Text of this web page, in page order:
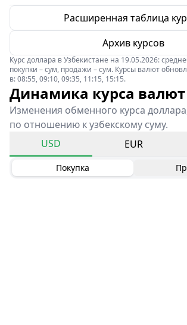
Расширенная таблица
Архив курсов
Курс доллара в Узбекистане на 19.05.2026:
покупки – сум, продажи – сум. Курсы валют
в: 08:55, 09:10, 09:35, 11:15, 15:15.
Динамика курса валют
Изменения обменного курса
по отношению к узбекскому суму.
USD
EUR
Покупка